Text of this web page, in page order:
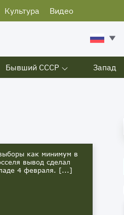
Культура Видео
Бывший СССР Запад
как минимум в
вывод сделал
4 февраля. [...]